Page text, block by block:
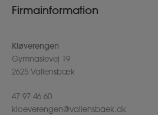
Firmainformation
Kløverengen
Gymnasievej 19
2625 Vallensbæk
47 97 46 60
kloeverengen@vallensbaek.dk